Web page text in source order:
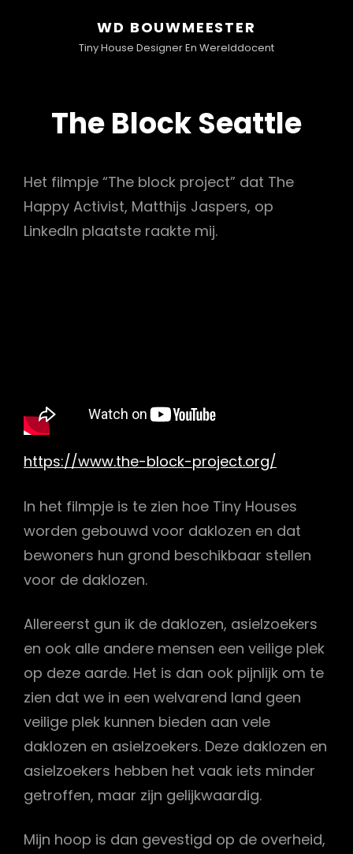
WD BOUWMEESTER
Tiny House Designer En Werelddocent
The Block Seattle
Het filmpje “The block project” dat The
Happy Activist, Matthijs Jaspers, op
LinkedIn plaatste raakte mij.
https://www.the-block-project.org/
In het filmpje is te zien hoe Tiny Houses
worden gebouwd voor daklozen en dat
bewoners hun grond beschikbaar stellen
voor de daklozen.
Allereerst gun ik de daklozen, asielzoekers
en ook alle andere mensen een veilige plek
op deze aarde. Het is dan ook pijnlijk om te
zien dat we in een welvarend land geen
veilige plek kunnen bieden aan vele
daklozen en asielzoekers. Deze daklozen en
asielzoekers hebben het vaak iets minder
getroffen, maar zijn gelijkwaardig.
Mijn hoop is dan gevestigd op de overheid,